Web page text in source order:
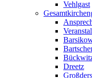
Vehlgast
Dreetz